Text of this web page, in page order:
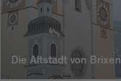
Die Altstadt von Brixen